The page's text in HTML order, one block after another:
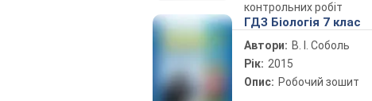
контрольних робіт
ГДЗ Біологія 7 клас
Автори: В. І. Соболь
Рік: 2015
Опис: Робочий зошит